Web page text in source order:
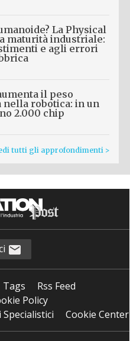
La Physical
maturità industriale:
e agli errori
il peso
nella robotica: in un
2.000 chip
tutti gli approfondimenti >
Tags
Rss Feed
Policy
Cookie Center